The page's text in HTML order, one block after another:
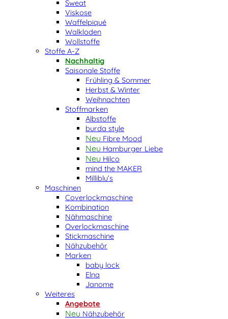
Sweat
Viskose
Waffelpiqué
Walkloden
Wollstoffe
Stoffe A-Z
Nachhaltig
Saisonale Stoffe
Frühling & Sommer
Herbst & Winter
Weihnachten
Stoffmarken
Albstoffe
burda style
Fibre Mood
Hamburger Liebe
Hilco
mind the MAKER
Milliblu’s
Maschinen
Coverlockmaschine
Kombination
Nähmaschine
Overlockmaschine
Stickmaschine
Nähzubehör
Marken
baby lock
Elna
Janome
Weiteres
Angebote
Nähzubehör